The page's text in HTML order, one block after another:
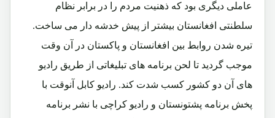
عاملی دیگری بود که ذهنیت مردم را در برابر نظام
سلطنتی افغانستان بیشتر از پیش خدشه دار می ساخت.
تیره شدن روابط بین افغانستان و پاکستان در آن وقت
موجب گردید تا لحن برنامه های تبلیغاتی از طریق رادیو
های آن دو کشور کسب شدت کند. رادیو کابل آنوقت با
پخش برنامه پشتونستان و رادیو کراچی با نشر برنامه